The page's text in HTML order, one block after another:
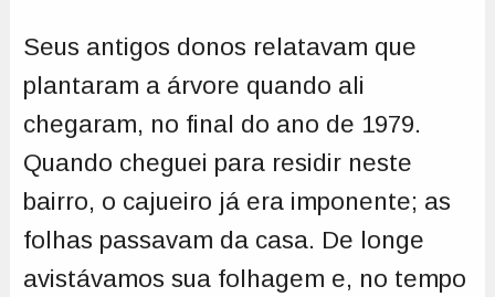
Seus antigos donos relatavam que
plantaram a árvore quando ali
chegaram, no final do ano de 1979.
Quando cheguei para residir neste
bairro, o cajueiro já era imponente; as
folhas passavam da casa. De longe
avistávamos sua folhagem e, no tempo